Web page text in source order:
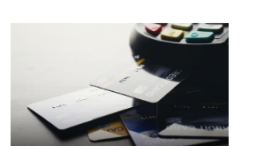
налоговый вычет за обучение